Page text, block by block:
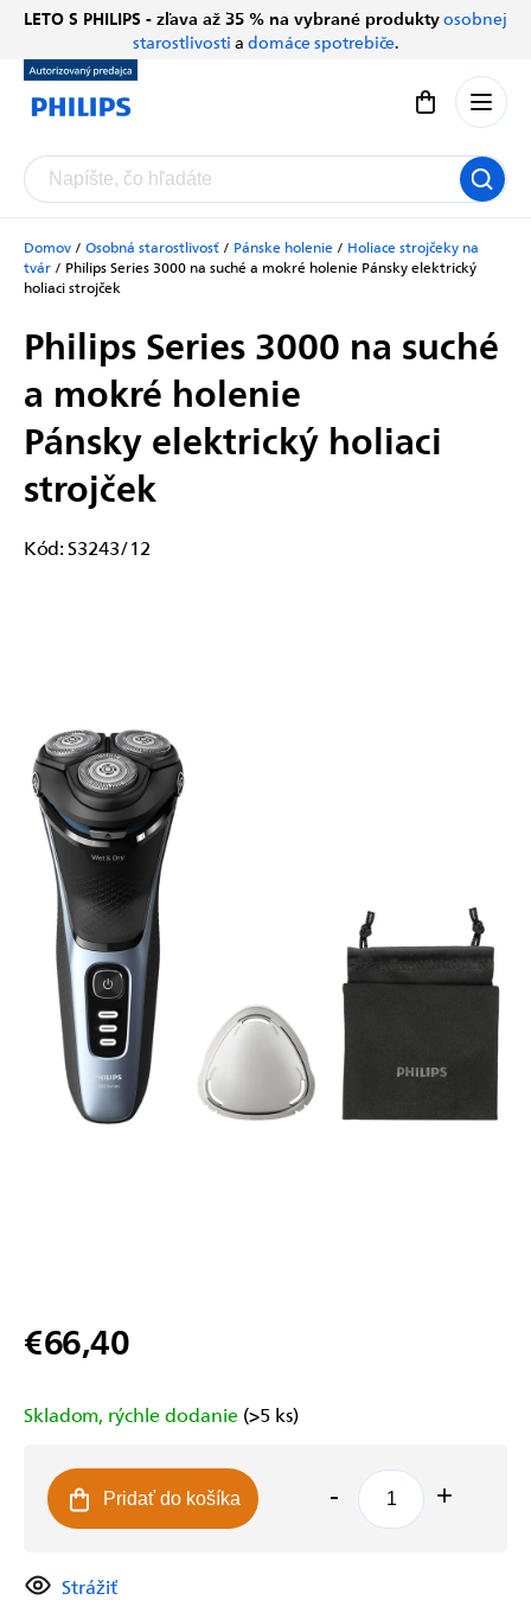
Prejsť
obsah
LETO S PHILIPS - zľava až 35 % na vybrané produktyosobnej
starostlivosti a domáce spotrebiče.
Nákupný
Domov / Osobná starostlivosť / Pánske holenie / Holiace strojčeky na
tvár / Philips Series 3000 na suché a mokré holenie Pánsky elektrický
holiaci strojček
Philips Series 3000 na suché
a mokré holenie
Pánsky elektrický holiaci
strojček
Kód:S3243/12
€66,40
cena:
Skladom, rýchle dodanie (>5 ks)
Pridať do košíka
Strážiť
Chatbot Filip
Autorizovaný predajce